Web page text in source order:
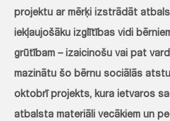
projektu ar mērķi izstrādāt
iekļaujošāku izglītības vidi
grūtībam – izaicinošu vai pat
mazinātu šo bērnu sociālās
oktobrī projekts, kura ietvaros
atbalsta materiāli vecākiem un